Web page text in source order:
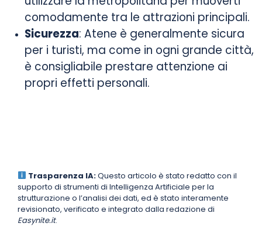
comodamente tra le attrazioni principali.
Sicurezza: Atene è generalmente sicura
per i turisti, ma come in ogni grande città,
è consigliabile prestare attenzione ai
propri effetti personali.
Trasparenza IA:Questo articolo è stato redatto con il
supporto di strumenti di Intelligenza Artificiale per la
strutturazione o l’analisi dei dati, ed è stato interamente
revisionato, verificato e integrato dalla redazione di
Easynite.it.